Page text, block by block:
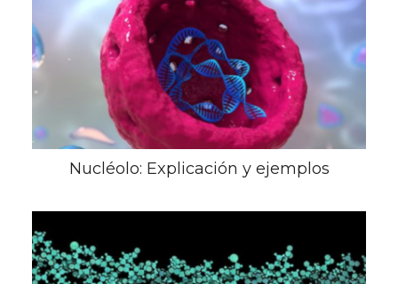
Nucléolo: Explicación y ejemplos